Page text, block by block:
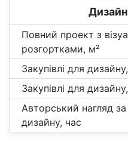
Повний проект з
розгортками, м²
Закупівлі для
Закупівлі для
Авторський нагляд
дизайну, час